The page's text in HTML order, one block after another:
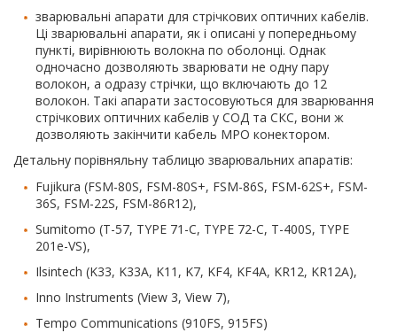
зварювальні апарати для стрічкових оптичних кабелів.
Ці зварювальні апарати, як і описані у попередньому
пункті, вирівнюють волокна по оболонці. Однак
одночасно дозволяють зварювати не одну пару
волокон, а одразу стрічки, що включають до 12
волокон. Такі апарати застосовуються для зварювання
стрічкових оптичних кабелів у СОД та СКС, вони ж
дозволяють закінчити кабель MPO конектором.
Детальну порівняльну таблицю зварювальних апаратів:
Fujikura (FSM-80S, FSM-80S+, FSM-86S, FSM-62S+, FSM-
36S, FSM-22S, FSM-86R12),
Sumitomo (T-57, TYPE 71-C, TYPE 72-C, T-400S, TYPE
201e-VS),
Ilsintech (K33, K33A, K11, K7, KF4, KF4A, KR12, KR12A),
Inno Instruments (View 3, View 7),
Tempo Communications (910FS, 915FS)